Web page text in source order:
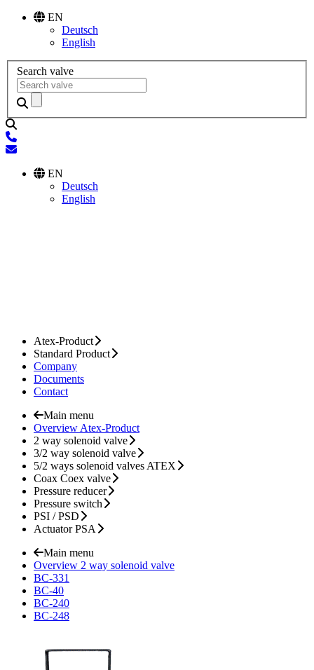
EN
Deutsch
English
Search valve
EN
Deutsch
English
Atex-Product
Standard Product
Company
Documents
Contact
Main menu
Overview Atex-Product
2 way solenoid valve
3/2 way solenoid valve
5/2 ways solenoid valves ATEX
Coax Coex valve
Pressure reducer
Pressure switch
PSI / PSD
Actuator PSA
Main menu
Overview 2 way solenoid valve
BC-331
BC-40
BC-240
BC-248